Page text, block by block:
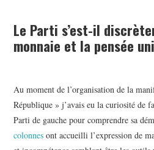
Le Parti s’est-il
monnaie et la pensée
Au moment de l’organisation de la
République » j’avais eu la curiosité de
Parti de gauche pour comprendre sa
colonnes ont accueilli l’expression de